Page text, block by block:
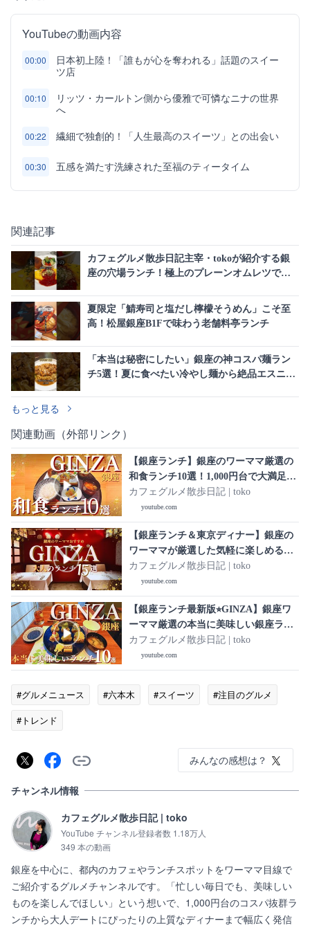
YouTubeの動画内容
00:00
日本初上陸！「誰もが心を奪われる」話題のスイー
ツ店
00:10
リッツ・カールトン側から優雅で可憐なニナの世界
へ
00:22 繊細で独創的！「人生最高のスイーツ」との出会い
00:30 五感を満たす洗練された至福のティータイム
関連記事
カフェグルメ散歩日記主宰・tokoが紹介する銀
座の穴場ランチ！極上のプレーンオムレツで上
夏限定「鯖寿司と塩だし檸檬そうめん」こそ至
高！松屋銀座B1Fで味わう老舗料亭ランチ
「本当は秘密にしたい」銀座の神コスパ麺ラン
チ5選！夏に食べたい冷やし麺から絶品エスニッ
もっと見る
関連動画（外部リンク）
【銀座ランチ】銀座のワーママ厳選の
和食ランチ10選！1,000円台で大満足の
ランチを集めました♡夜は高級な銀座
のお店が提供する上質でコスパ最高の
和食膳！
カフェグルメ散歩日記 | toko
youtube.com
【銀座ランチ＆東京ディナー】銀座の
ワーママが厳選した気軽に楽しめる銀
座ランチ10選💖大人デートにおすすめ
の東京ディナー5選✨
カフェグルメ散歩日記 | toko
youtube.com
【銀座ランチ最新版⭐︎GINZA】銀座ワ
ーママ厳選の本当に美味しい銀座ラン
チ最新版♡GINZA lunch♡
カフェグルメ散歩日記 | toko
youtube.com
#グルメニュース #六本木 #スイーツ
#注目のグルメ
#トレンド
みんなの感想は？
チャンネル情報
カフェグルメ散歩日記 | toko
YouTube チャンネル登録者数 1.18万人
349 本の動画
銀座を中心に、都内のカフェやランチスポットをワーママ目線で
ご紹介するグルメチャンネルです。「忙しい毎日でも、美味しい
ものを楽しんでほしい」という想いで、1,000円台のコスパ抜群ラ
ンチから大人デートにぴったりの上質なディナーまで幅広く発信